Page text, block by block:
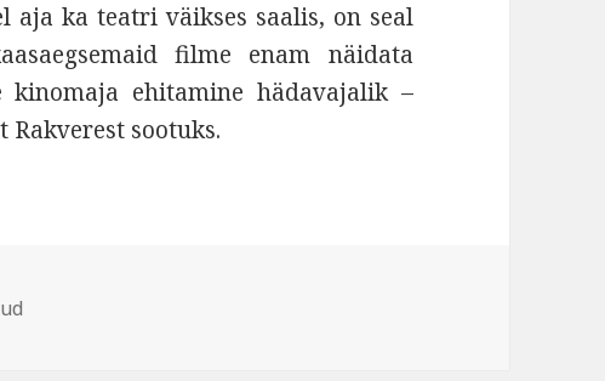
aja ka teatri väikses saalis, on seal
filme enam näidata
kinomaja ehitamine hädavajalik –
sootuks.